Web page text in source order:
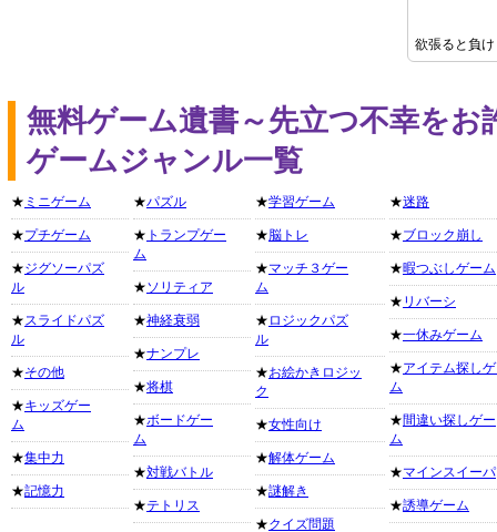
欲張ると負
無料ゲーム遺書～先立つ不幸をお
ゲームジャンル一覧
★ ミニゲーム
★プチゲーム
★ジグソーパズ
ル
★スライドパズ
ル
★その他
★キッズゲー
ム
★集中力
★記憶力
★パズル
★ トランプゲー
ム
★ソリティア
★神経衰弱
★ナンプレ
★将棋
★ボードゲー
ム
★対戦バトル
★テトリス
★学習ゲーム
★脳トレ
★マッチ３ゲー
ム
★ ロジックパズ
ル
★お絵かきロジッ
ク
★女性向け
★解体ゲーム
★謎解き
★クイズ問題
★迷路
★ブロック崩し
★暇つぶしゲーム
★ リバーシ
★一休みゲーム
★アイテム探し
ム
★間違い探しゲー
ム
★マインスイーパ
★誘導ゲーム